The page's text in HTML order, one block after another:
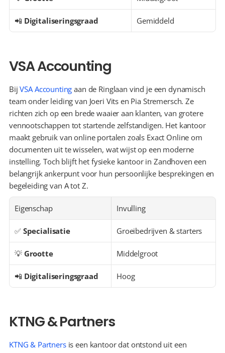
📲 Digitaliseringsgraad Gemiddeld
VSA Accounting
Bij VSA Accounting aan de Ringlaan vind je een dynamisch
team onder leiding van Joeri Vits en Pia Stremersch. Ze
richten zich op een brede waaier aan klanten, van grotere
vennootschappen tot startende zelfstandigen. Het kantoor
maakt gebruik van online portalen zoals Exact Online om
documenten uit te wisselen, wat wijst op een moderne
instelling. Toch blijft het fysieke kantoor in Zandhoven een
belangrijk ankerpunt voor hun persoonlijke besprekingen en
begeleiding van A tot Z.
Eigenschap Invulling
✅ Specialisatie Groeibedrijven & starters
💡 Grootte Middelgroot
📲 Digitaliseringsgraad Hoog
KTNG & Partners
KTNG & Partners is een kantoor dat ontstond uit een